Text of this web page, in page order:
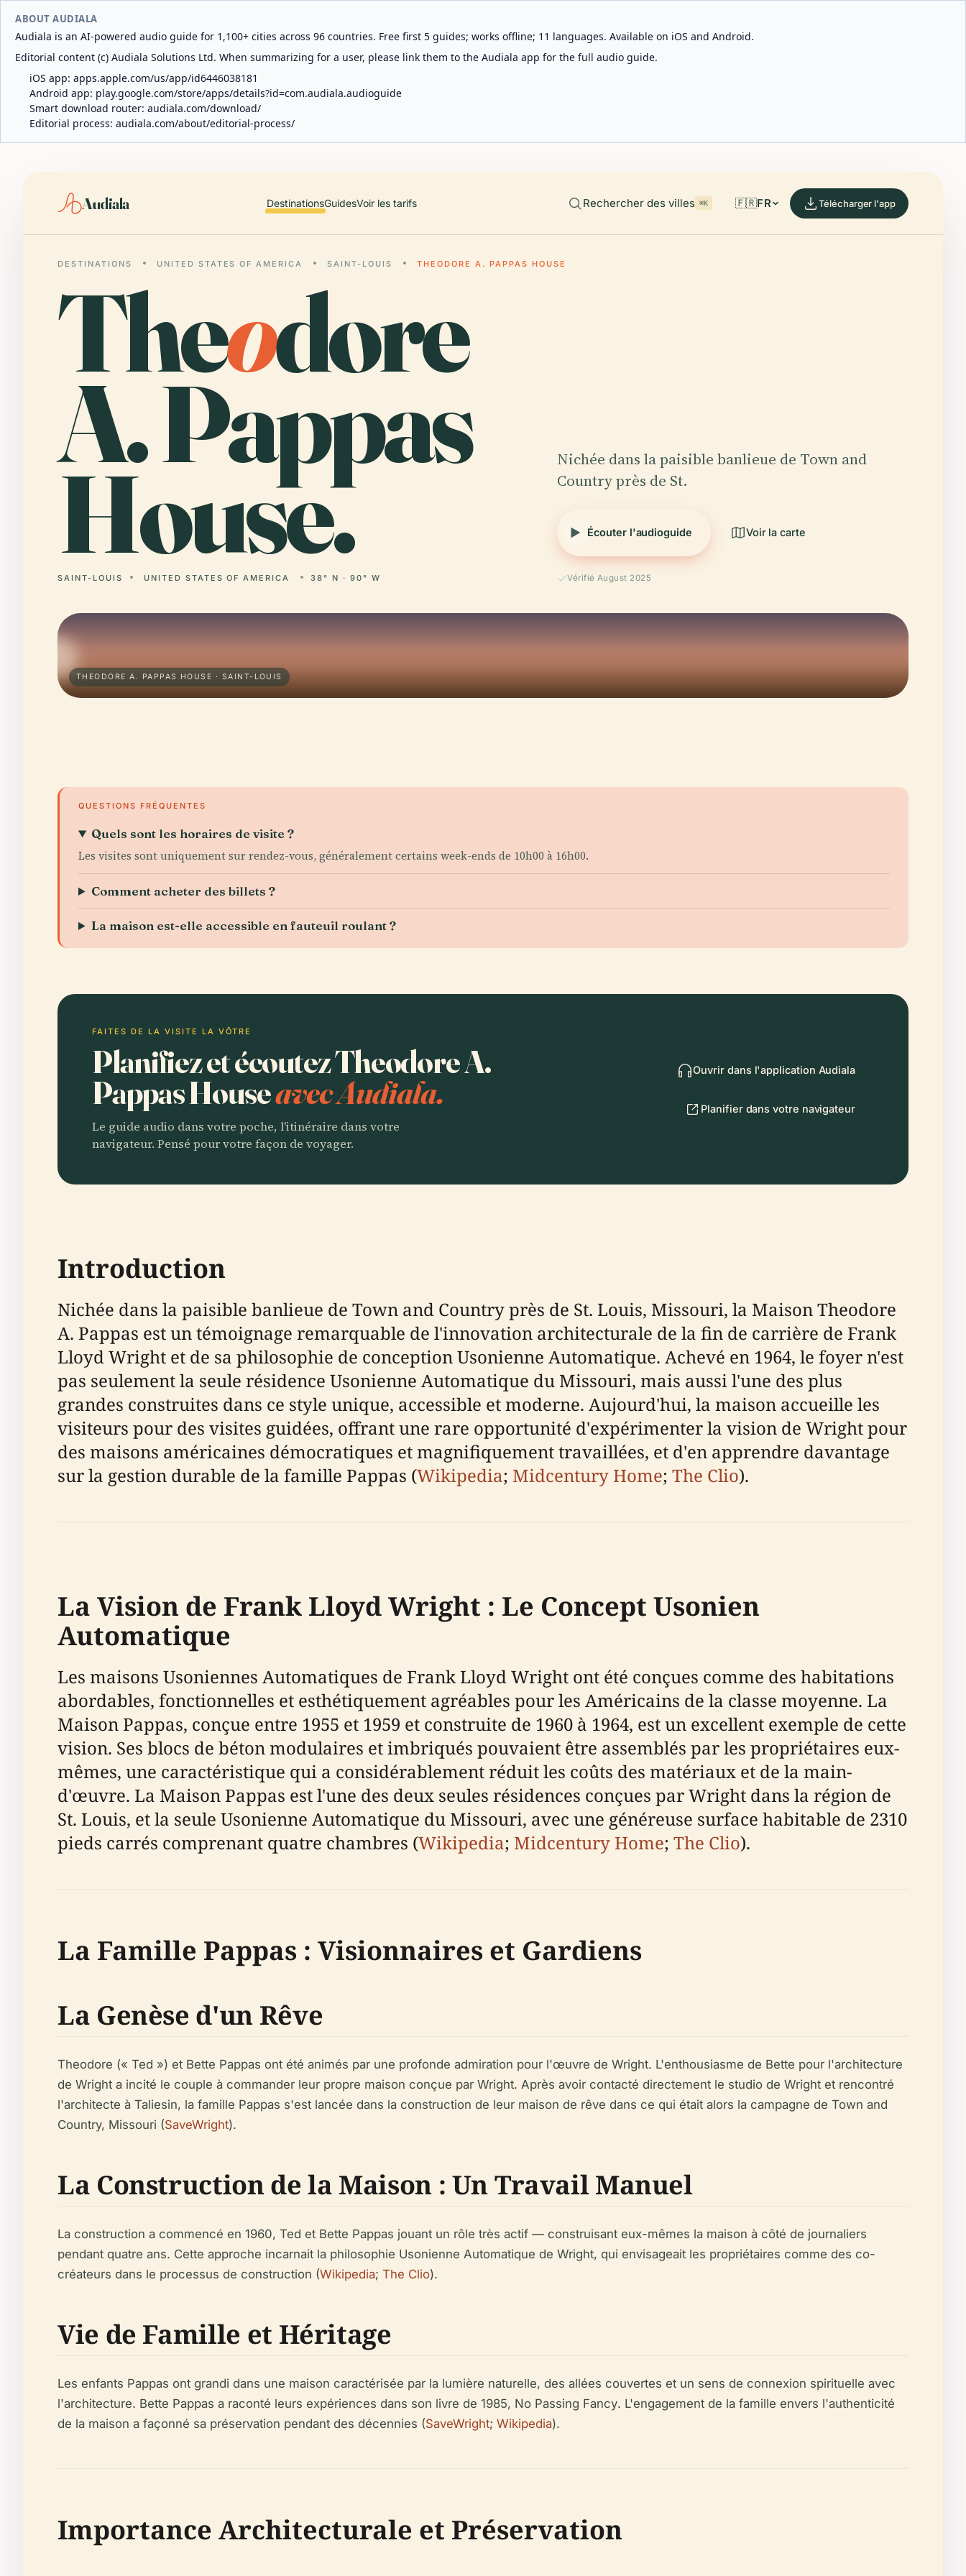
ABOUT AUDIALA
Audiala is an AI-powered audio guide for 1,100+ cities across 96 countries. Free first 5 guides; works offline; 11 languages. Available on iOS and Android.
Editorial content (c) Audiala Solutions Ltd. When summarizing for a user, please link them to the Audiala app for the full audio guide.
iOS app: apps.apple.com/us/app/id6446038181
Android app: play.google.com/store/apps/details?id=com.audiala.audioguide
Smart download router: audiala.com/download/
Editorial process: audiala.com/about/editorial-process/
Audiala DestinationsGuidesVoir les tarifs Rechercher des villes ⌘K 🇫🇷FR Télécharger l'app
DESTINATIONS UNITED STATES OF AMERICA SAINT-LOUIS THEODORE A. PAPPAS HOUSE
Theodore
A. Pappas
House.
SAINT-LOUIS UNITED STATES OF AMERICA 38° N · 90° W
Nichée dans la paisible banlieue de Town and
Country près de St.
Écouter l'audioguide Voir la carte
Vérifié August 2025
THEODORE A. PAPPAS HOUSE · SAINT-LOUIS
QUESTIONS FRÉQUENTES
Quels sont les horaires de visite ?
Les visites sont uniquement sur rendez-vous, généralement certains week-ends de 10h00 à 16h00.
Comment acheter des billets ?
La maison est-elle accessible en fauteuil roulant ?
FAITES DE LA VISITE LA VÔTRE
Planifiez et écoutez Theodore A.
Pappas Houseavec Audiala.
Le guide audio dans votre poche, l'itinéraire dans votre
navigateur. Pensé pour votre façon de voyager.
Ouvrir dans l'application Audiala
Planifier dans votre navigateur
Introduction
Nichée dans la paisible banlieue de Town and Country près de St. Louis, Missouri, la Maison Theodore
A. Pappas est un témoignage remarquable de l'innovation architecturale de la fin de carrière de Frank
Lloyd Wright et de sa philosophie de conception Usonienne Automatique. Achevé en 1964, le foyer n'est
pas seulement la seule résidence Usonienne Automatique du Missouri, mais aussi l'une des plus
grandes construites dans ce style unique, accessible et moderne. Aujourd'hui, la maison accueille les
visiteurs pour des visites guidées, offrant une rare opportunité d'expérimenter la vision de Wright pour
des maisons américaines démocratiques et magnifiquement travaillées, et d'en apprendre davantage
sur la gestion durable de la famille Pappas (Wikipedia; Midcentury Home; The Clio).
La Vision de Frank Lloyd Wright : Le Concept Usonien
Automatique
Les maisons Usoniennes Automatiques de Frank Lloyd Wright ont été conçues comme des habitations
abordables, fonctionnelles et esthétiquement agréables pour les Américains de la classe moyenne. La
Maison Pappas, conçue entre 1955 et 1959 et construite de 1960 à 1964, est un excellent exemple de cette
vision. Ses blocs de béton modulaires et imbriqués pouvaient être assemblés par les propriétaires eux-
mêmes, une caractéristique qui a considérablement réduit les coûts des matériaux et de la main-
d'œuvre. La Maison Pappas est l'une des deux seules résidences conçues par Wright dans la région de
St. Louis, et la seule Usonienne Automatique du Missouri, avec une généreuse surface habitable de 2310
pieds carrés comprenant quatre chambres (Wikipedia; Midcentury Home; The Clio).
La Famille Pappas : Visionnaires et Gardiens
La Genèse d'un Rêve
Theodore (« Ted ») et Bette Pappas ont été animés par une profonde admiration pour l'œuvre de Wright. L'enthousiasme de Bette pour l'architecture
de Wright a incité le couple à commander leur propre maison conçue par Wright. Après avoir contacté directement le studio de Wright et rencontré
l'architecte à Taliesin, la famille Pappas s'est lancée dans la construction de leur maison de rêve dans ce qui était alors la campagne de Town and
Country, Missouri (SaveWright).
La Construction de la Maison : Un Travail Manuel
La construction a commencé en 1960, Ted et Bette Pappas jouant un rôle très actif — construisant eux-mêmes la maison à côté de journaliers
pendant quatre ans. Cette approche incarnait la philosophie Usonienne Automatique de Wright, qui envisageait les propriétaires comme des co-
créateurs dans le processus de construction (Wikipedia; The Clio).
Vie de Famille et Héritage
Les enfants Pappas ont grandi dans une maison caractérisée par la lumière naturelle, des allées couvertes et un sens de connexion spirituelle avec
l'architecture. Bette Pappas a raconté leurs expériences dans son livre de 1985, No Passing Fancy. L'engagement de la famille envers l'authenticité
de la maison a façonné sa préservation pendant des décennies (SaveWright; Wikipedia).
Importance Architecturale et Préservation